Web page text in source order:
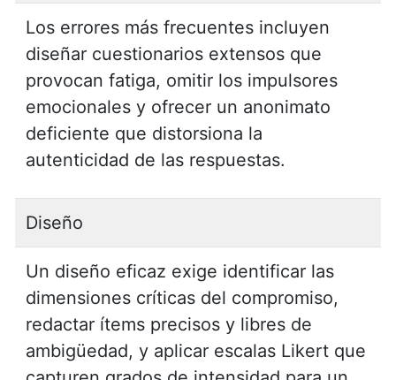
Los errores más frecuentes incluyen
diseñar cuestionarios extensos que
provocan fatiga, omitir los impulsores
emocionales y ofrecer un anonimato
deficiente que distorsiona la
autenticidad de las respuestas.
Diseño
Un diseño eficaz exige identificar las
dimensiones críticas del compromiso,
redactar ítems precisos y libres de
ambigüedad, y aplicar escalas Likert que